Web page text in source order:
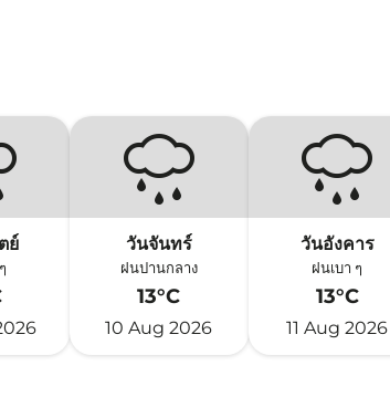
ย์ วันจันทร์
ฝนปานกลาง
13°C
10 Aug 2026
วันอังคาร
ฝนเบา ๆ
13°C
11 Aug 2026